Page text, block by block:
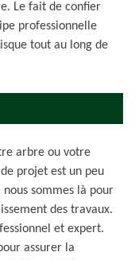
Le fait de confier
professionnelle
tout au long de
arbre ou votre
projet est un peu
sommes là pour
des travaux.
et expert.
assurer la